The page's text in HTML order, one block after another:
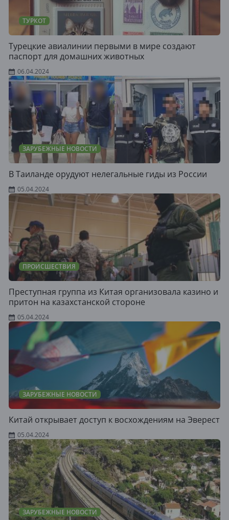
ТУРКОТ
Турецкие авиалинии первыми в мире создают
паспорт для домашних животных
06.04.2024
ЗАРУБЕЖНЫЕ НОВОСТИ
В Таиланде орудуют нелегальные гиды из России
05.04.2024
ПРОИСШЕСТВИЯ
Преступная группа из Китая организовала казино и
притон на казахстанской стороне
05.04.2024
ЗАРУБЕЖНЫЕ НОВОСТИ
Китай открывает доступ к восхождениям на Эверест
05.04.2024
ЗАРУБЕЖНЫЕ НОВОСТИ